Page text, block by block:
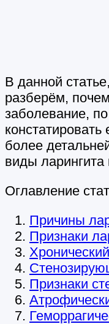
В данной
разберём,
заболевание,
более
виды ларингита
Оглавление
Причины
Признаки
Признаки